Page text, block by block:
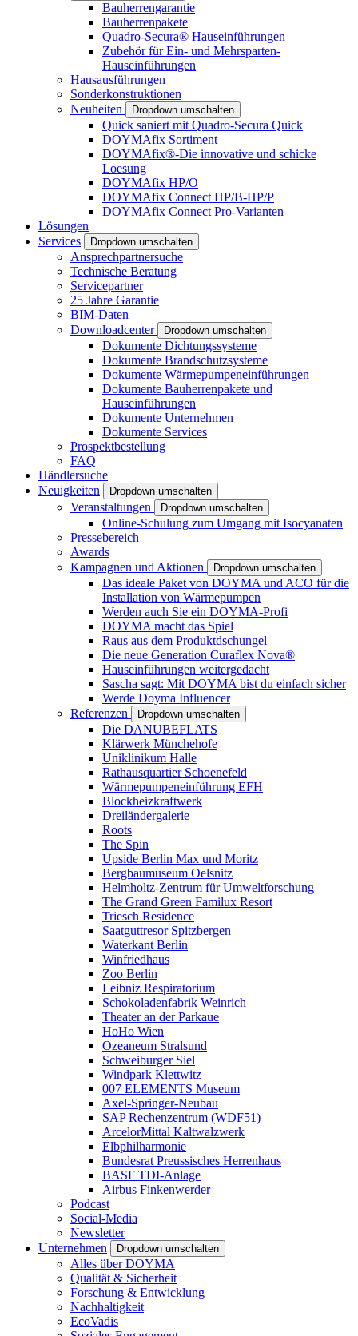
Bauherrengarantie
Bauherrenpakete
Quadro-Secura® Hauseinführungen
Zubehör für Ein- und Mehrsparten-
Hauseinführungen
Hausausführungen
Sonderkonstruktionen
Neuheiten
Dropdown umschalten
Quick saniert mit Quadro-Secura Quick
DOYMAfix Sortiment
DOYMAfix®-Die innovative und schicke
Loesung
DOYMAfix HP/O
DOYMAfix Connect HP/B-HP/P
DOYMAfix Connect Pro-Varianten
Lösungen
Services
Dropdown umschalten
Ansprechpartnersuche
Technische Beratung
Servicepartner
25 Jahre Garantie
BIM-Daten
Downloadcenter
Dropdown umschalten
Dokumente Dichtungssysteme
Dokumente Brandschutzsysteme
Dokumente Wärmepumpeneinführungen
Dokumente Bauherrenpakete und
Hauseinführungen
Dokumente Unternehmen
Dokumente Services
Prospektbestellung
FAQ
Händlersuche
Neuigkeiten
Dropdown umschalten
Veranstaltungen Dropdown umschalten
Online-Schulung zum Umgang mit Isocyanaten
Pressebereich
Awards
Kampagnen und Aktionen
Dropdown umschalten
Das ideale Paket von DOYMA und ACO für die
Installation von Wärmepumpen
Werden auch Sie ein DOYMA-Profi
DOYMA macht das Spiel
Raus aus dem Produktdschungel
Die neue Generation Curaflex Nova®
Hauseinführungen weitergedacht
Sascha sagt: Mit DOYMA bist du einfach sicher
Werde Doyma Influencer
Referenzen
Dropdown umschalten
Die DANUBEFLATS
Klärwerk Münchehofe
Uniklinikum Halle
Rathausquartier Schoenefeld
Wärmepumpeneinführung EFH
Blockheizkraftwerk
Dreiländergalerie
Roots
The Spin
Upside Berlin Max und Moritz
Bergbaumuseum Oelsnitz
Helmholtz-Zentrum für Umweltforschung
The Grand Green Familux Resort
Triesch Residence
Saatguttresor Spitzbergen
Waterkant Berlin
Winfriedhaus
Zoo Berlin
Leibniz Respiratorium
Schokoladenfabrik Weinrich
Theater an der Parkaue
HoHo Wien
Ozeaneum Stralsund
Schweiburger Siel
Windpark Klettwitz
007 ELEMENTS Museum
Axel-Springer-Neubau
SAP Rechenzentrum (WDF51)
ArcelorMittal Kaltwalzwerk
Elbphilharmonie
Bundesrat Preussisches Herrenhaus
BASF TDI-Anlage
Airbus Finkenwerder
Podcast
Social-Media
Newsletter
Unternehmen
Dropdown umschalten
Alles über DOYMA
Qualität & Sicherheit
Forschung & Entwicklung
Nachhaltigkeit
EcoVadis